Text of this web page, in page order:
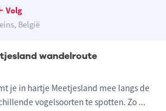
Volg
België
wandelroute
je in hartje Meetjesland mee langs de
vogelsoorten te spotten. Zo ...